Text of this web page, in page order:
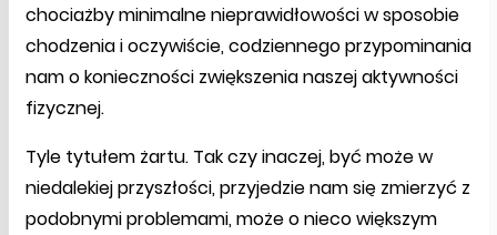
chociażby minimalne nieprawidłowości w sposobie
chodzenia i oczywiście, codziennego przypominania
nam o konieczności zwiększenia naszej aktywności
fizycznej.
Tyle tytułem żartu. Tak czy inaczej, być może w
niedalekiej przyszłości, przyjedzie nam się zmierzyć z
podobnymi problemami, może o nieco większym